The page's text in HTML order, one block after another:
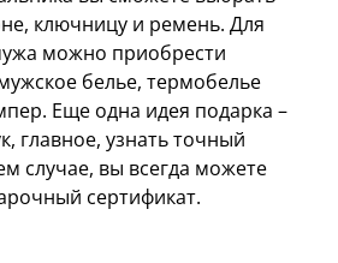
ключницу и ремень. Для
можно приобрести
белье, термобелье
Еще одна идея подарка –
главное, узнать точный
случае, вы всегда можете
сертификат.